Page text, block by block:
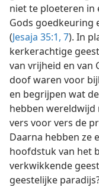
niet te ploeteren in
Gods goedkeuring
(Jesaja 35:1, 7). In
kerkerachtige
van vrijheid en van
doof waren voor
en begrijpen wat
hebben wereldwijd
vers voor vers de
Daarna hebben ze
hoofdstuk van het
verkwikkende
geestelijke